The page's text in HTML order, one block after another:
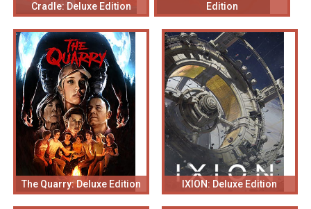
Cradle: Deluxe Edition
Edition
The Quarry: Deluxe Edition IXION: Deluxe Edition